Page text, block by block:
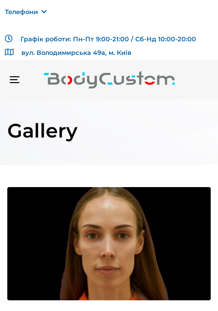
Телефони
Графік роботи: Пн-Пт 9:00-21:00 / Сб-Нд 10:00-20:00
вул. Володимирська 49а, м. Київ
TOGGLE
Gallery